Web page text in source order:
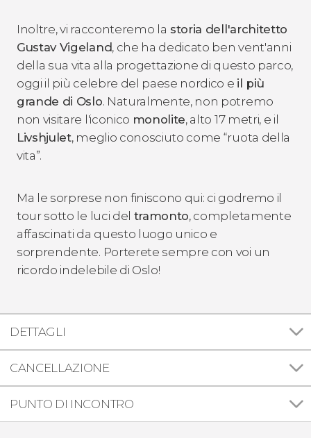
Inoltre, vi racconteremo la storia dell'architetto
Gustav Vigeland, che ha dedicato ben vent'anni
della sua vita alla progettazione di questo parco,
oggi il più celebre del paese nordico e il più
grande di Oslo. Naturalmente, non potremo
non visitare l'iconico monolite, alto 17 metri, e il
Livshjulet, meglio conosciuto come “ruota della
vita”.
Ma le sorprese non finiscono qui: ci godremo il
tour sotto le luci del tramonto, completamente
affascinati da questo luogo unico e
sorprendente. Porterete sempre con voi un
ricordo indelebile di Oslo!
DETTAGLI
CANCELLAZIONE
PUNTO DI INCONTRO